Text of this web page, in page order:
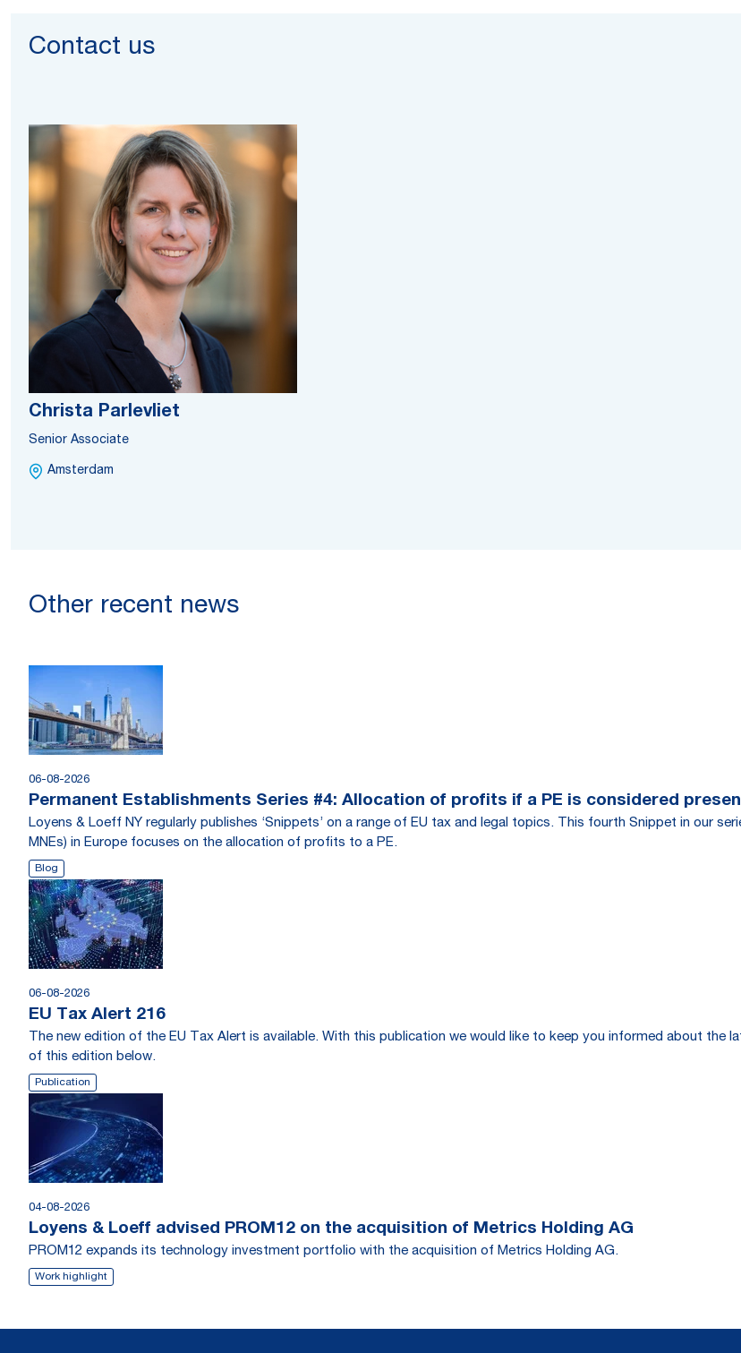
Contact us
Christa Parlevliet
Senior Associate
Amsterdam
Other recent news
06-08-2026
Permanent Establishments Series #4: Allocation of profits if a PE is considered
Loyens & Loeff NY regularly publishes ‘Snippets’ on a range of EU tax and legal topics. This fourth Snippet in our
MNEs) in Europe focuses on the allocation of profits to a PE.
Blog
06-08-2026
EU Tax Alert 216
The new edition of the EU Tax Alert is available. With this publication we would like to keep you informed about the
of this edition below.
Publication
04-08-2026
Loyens & Loeff advised PROM12 on the acquisition of Metrics Holding AG
PROM12 expands its technology investment portfolio with the acquisition of Metrics Holding AG.
Work highlight